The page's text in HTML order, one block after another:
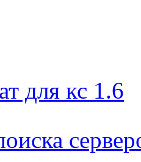
для кс 1.6